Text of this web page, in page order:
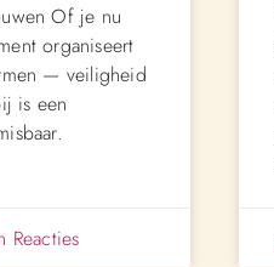
Of je nu
organiseert
— veiligheid
is een
Reacties